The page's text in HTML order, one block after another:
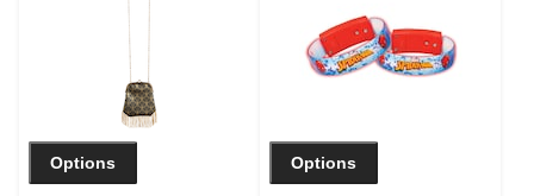
Options
porter pour les
anniversaires
Options